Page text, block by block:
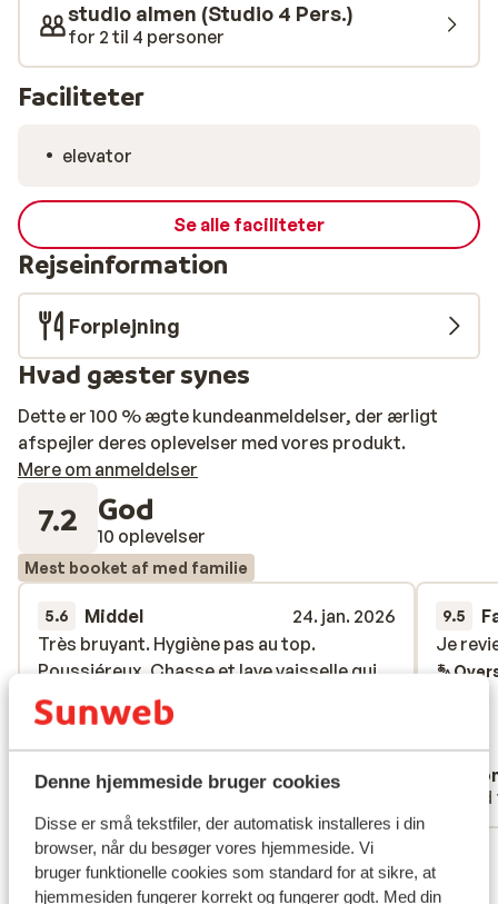
Denne hjemmeside bruger cookies
Disse er små tekstfiler, der automatisk installeres i din
browser, når du besøger vores hjemmeside. Vi
bruger funktionelle cookies som standard for at sikre, at
hjemmesiden fungerer korrekt og fungerer godt. Med din
studio almen (Studio 4 Pers.)
for 2 til 4 personer
Faciliteter
elevator
Se alle faciliteter
Rejseinformation
Forplejning
Hvad gæster synes
Dette er 100 % ægte kundeanmeldelser, der ærligt
afspejler deres oplevelser med vores produkt.
Mere om anmeldelser
7.2 God
10 oplevelser
Mest booket af med familie
5.6 Middel
24. jan. 2026
Très bruyant. Hygiène pas au top.
Poussiéreux. Chasse et lave vaisselle qui
coulait au sol. Chauffage ne fonctionnant
pas tous. Mobilier vieillissant.
Très bruyant. Hygiène pas au top.
Poussiéreux. Chasse et lave vaisselle qui
coulait au sol. Chauffage ne fonctionnant
pas tous. Mobilier vieillissant.
Oversæt til dansk (DA)
Adrien
Med familie
9.5
Je
Je
Se alle 10 anmeldelser
Lokation